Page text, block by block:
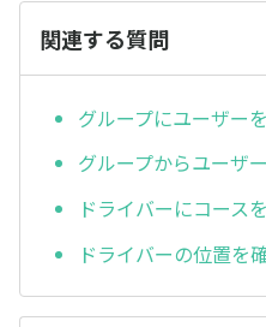
関連する質問
グループにユーザー
グループからユーザ
ドライバーにコース
ドライバーの位置を